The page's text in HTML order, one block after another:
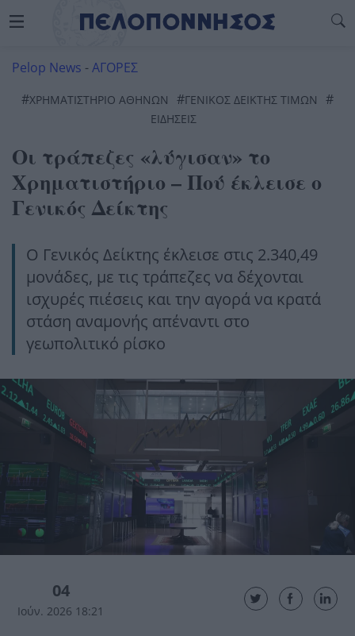
Pelop News -ΑΓΟΡΕΣ
#ΧΡΗΜΑΤΙΣΤΉΡΙΟ ΑΘΗΝΏΝ #ΓΕΝΙΚΌΣ ΔΕΊΚΤΗΣ ΤΙΜΏΝ #
ΕΙΔΗΣΕΙΣ
Οι τράπεζες «λύγισαν» το
Χρηματιστήριο – Πού έκλεισε ο
Γενικός Δείκτης
Ο Γενικός Δείκτης έκλεισε στις 2.340,49
μονάδες, με τις τράπεζες να δέχονται
ισχυρές πιέσεις και την αγορά να κρατά
στάση αναμονής απέναντι στο
γεωπολιτικό ρίσκο
04
Ιούν. 2026 18:21